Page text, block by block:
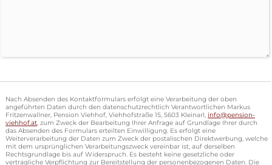
Nach Absenden des Kontaktformulars erfolgt eine Verarbeitung der oben
angeführten Daten durch den datenschutzrechtlich Verantwortlichen Markus
Fritzenwallner, Pension Viehhof, Viehhofstraße 15, 5603 Kleinarl, info@pension-
viehhof.at, zum Zweck der Bearbeitung Ihrer Anfrage auf Grundlage Ihrer durch
das Absenden des Formulars erteilten Einwilligung. Es erfolgt eine
Weiterverarbeitung der Daten zum Zweck der postalischen Direktwerbung, welche
mit dem ursprünglichen Verarbeitungszweck vereinbar ist, auf derselben
Rechtsgrundlage bis auf Widerspruch. Es besteht keine gesetzliche oder
vertragliche Verpflichtung zur Bereitstellung der personenbezogenen Daten. Die